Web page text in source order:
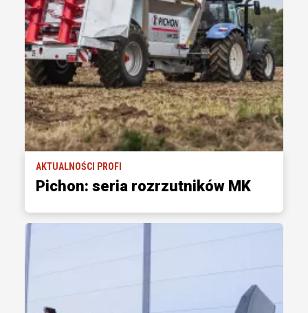
AKTUALNOŚCI PROFI
Pichon: seria rozrzutników MK